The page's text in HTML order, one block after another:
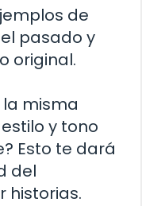
de
pasado y
original.
misma
y tono
Esto te dará
del
historias.